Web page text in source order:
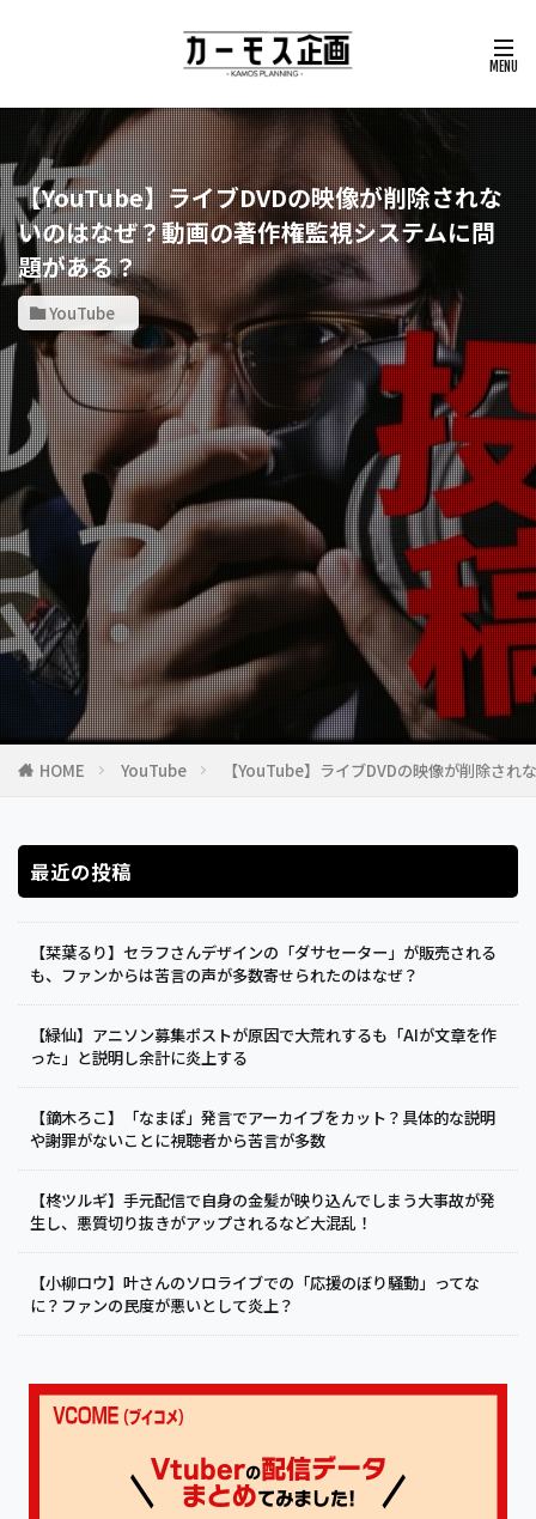
【YouTube】ライブDVDの映像が削除されな
いのはなぜ？動画の著作権監視システムに問
題がある？
YouTube
HOME YouTube 【YouTube】ライブDVDの映像が削除さ
最近の投稿
【栞葉るり】セラフさんデザインの「ダサセーター」が販売される
も、ファンからは苦言の声が多数寄せられたのはなぜ？
【緑仙】アニソン募集ポストが原因で大荒れするも「AIが文章を作
った」と説明し余計に炎上する
【鏑木ろこ】「なまぽ」発言でアーカイブをカット？具体的な説明
や謝罪がないことに視聴者から苦言が多数
【柊ツルギ】手元配信で自身の金髪が映り込んでしまう大事故が発
生し、悪質切り抜きがアップされるなど大混乱！
【小柳ロウ】叶さんのソロライブでの「応援のぼり騒動」ってな
に？ファンの民度が悪いとして炎上？